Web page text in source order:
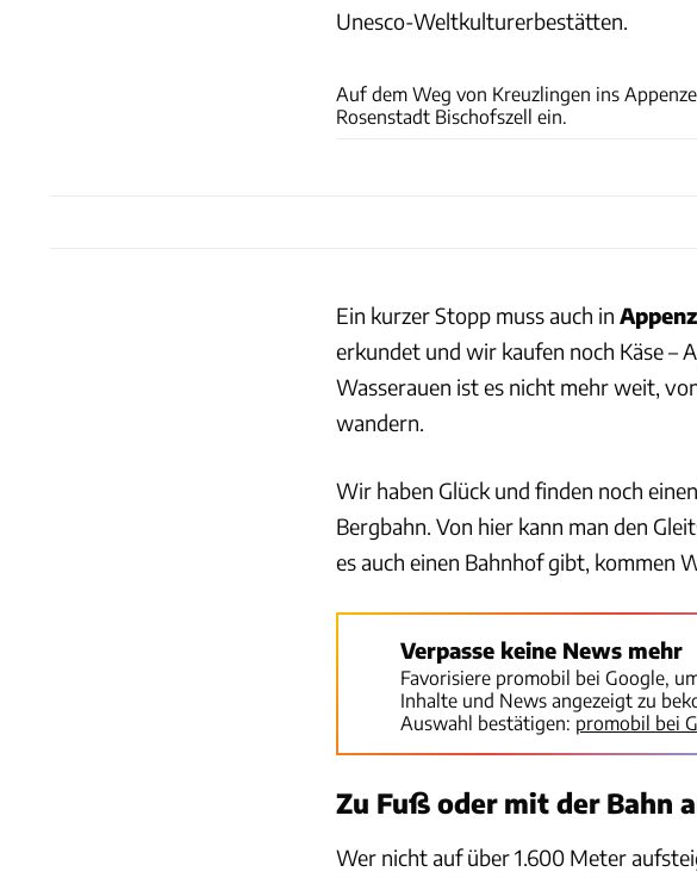
Unesco-Weltkulturerbestätten.
Auf dem Weg von Kreuzlingen ins
Rosenstadt Bischofszell ein.
Ein kurzer Stopp muss auch in
erkundet und wir kaufen noch Käse –
Wasserauen ist es nicht mehr weit,
wandern.
Wir haben Glück und finden noch
Bergbahn. Von hier kann man den
es auch einen Bahnhof gibt, kommen
Verpasse keine News mehr
Favorisiere promobil bei Google,
Inhalte und News angezeigt zu
Auswahl bestätigen: promobil bei
Zu Fuß oder mit der Bahn
Wer nicht auf über 1.600 Meter